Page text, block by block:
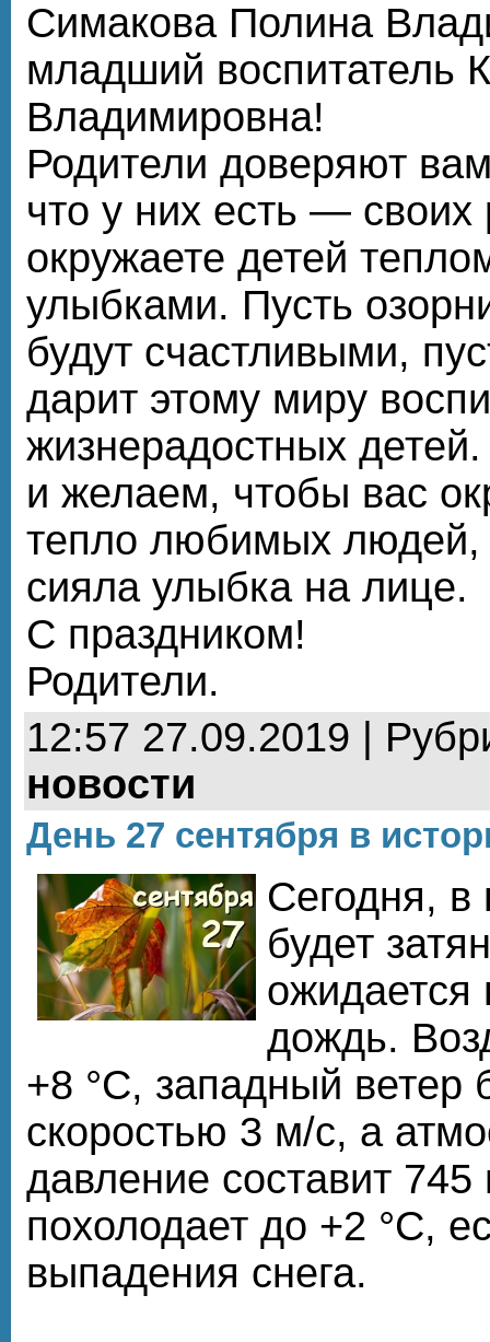
Симакова Полина
младший воспитатель
Владимировна!
Родители доверяют
что у них есть —
окружаете детей
улыбками. Пусть
будут счастливыми,
дарит этому миру
жизнерадостных
и желаем, чтобы вас
тепло любимых людей,
сияла улыбка на лице.
С праздником!
Родители.
12:57 27.09.2019 |
новости
День 27 сентября в
Сегодня, в
будет
дождь.
+8 °С, западный ветер
скоростью 3 м/с, а
давление составит
похолодает до +2 °С,
выпадения снега.